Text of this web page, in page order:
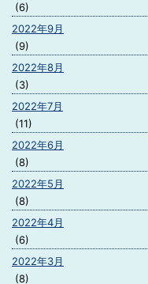
(6)
2022年9月
(9)
2022年8月
(3)
2022年7月
(11)
2022年6月
(8)
2022年5月
(8)
2022年4月
(6)
2022年3月
(8)